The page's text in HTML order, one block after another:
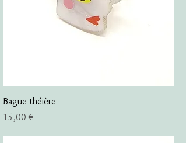
Bague théière
Prix
15,00 €